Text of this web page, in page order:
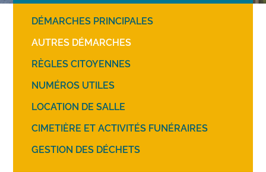
DÉMARCHES PRINCIPALES
AUTRES DÉMARCHES
RÈGLES CITOYENNES
NUMÉROS UTILES
LOCATION DE SALLE
CIMETIÈRE ET ACTIVITÉS FUNÉRAIRES
GESTION DES DÉCHETS